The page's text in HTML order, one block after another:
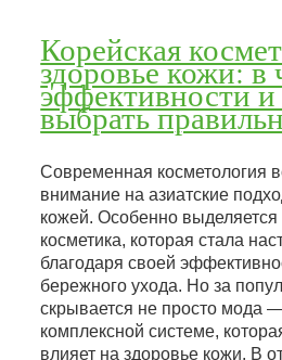
Корейская
здоровье кожи: в
эффективности и
выбрать
Современная косметология
внимание на азиатские
кожей. Особенно выделяется
косметика, которая стала
благодаря своей
бережного ухода. Но за
скрывается не просто мода
комплексной системе,
влияет на здоровье кожи. В